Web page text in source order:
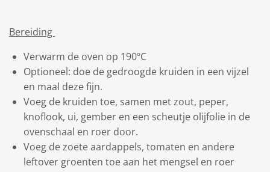
Bereiding
Verwarm de oven op 190ºC
Optioneel: doe de gedroogde kruiden in een vijzel
en maal deze fijn.
Voeg de kruiden toe, samen met zout, peper,
knoflook, ui, gember en een scheutje olijfolie in de
ovenschaal en roer door.
Voeg de zoete aardappels, tomaten en andere
leftover groenten toe aan het mengsel en roer